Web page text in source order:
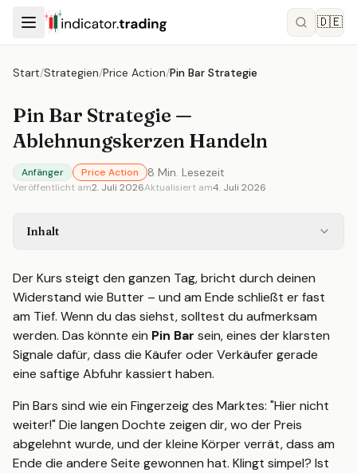
🇩🇪
Start/Strategien/Price Action/Pin Bar Strategie
Pin Bar Strategie —
Ablehnungskerzen Handeln
Anfänger Price Action 8 Min. Lesezeit
Veröffentlicht am2. Juli 2026Aktualisiert am4. Juli 2026
Inhalt
Der Kurs steigt den ganzen Tag, bricht durch deinen
Widerstand wie Butter – und am Ende schließt er fast
am Tief. Wenn du das siehst, solltest du aufmerksam
werden. Das könnte ein Pin Bar sein, eines der klarsten
Signale dafür, dass die Käufer oder Verkäufer gerade
eine saftige Abfuhr kassiert haben.
Pin Bars sind wie ein Fingerzeig des Marktes: "Hier nicht
weiter!" Die langen Dochte zeigen dir, wo der Preis
abgelehnt wurde, und der kleine Körper verrät, dass am
Ende die andere Seite gewonnen hat. Klingt simpel? Ist